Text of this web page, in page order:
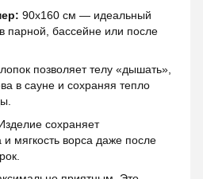
90х160 см — идеальный
парной, бассейне или после
позволяет телу «дышать»,
в сауне и сохраняя тепло
сохраняет
мягкость ворса даже после